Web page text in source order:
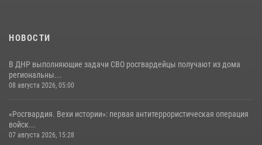
НОВОСТИ
В ДНР выполняющие задачи СВО росгвардейцы получают из дома
региональны...
08 августа 2026, 05:00
«Росгвардия. Вехи истории»: первая антитеррористическая операция
войск...
07 августа 2026, 15:28